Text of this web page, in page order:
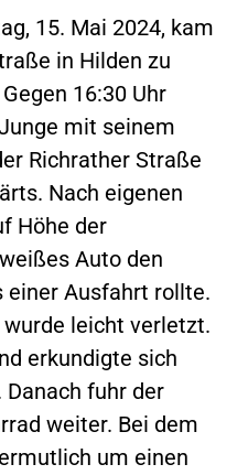
15. Mai 2024, kam
in Hilden zu
16:30 Uhr
mit seinem
Richrather Straße
Nach eigenen
Höhe der
Auto den
einer Ausfahrt rollte.
leicht verletzt.
erkundigte sich
Danach fuhr der
weiter. Bei dem
um einen